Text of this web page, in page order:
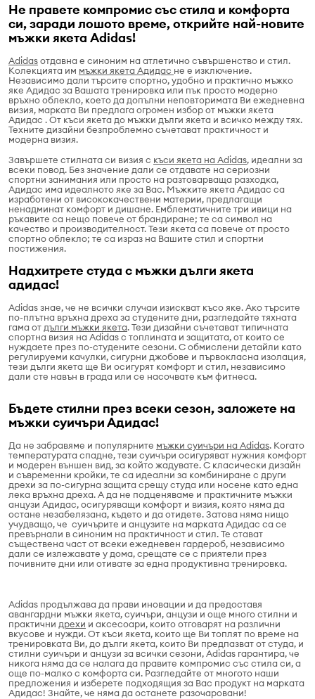
Не правете компромис със стила и комфорта
си, заради лошото време, открийте най-новите
мъжки якета Adidas!
Adidasотдавна е синоним на атлетично съвършенство и стил.
Колекцията им мъжки якета Адидас не е изключение.
Независимо дали търсите спортно, удобно и практично мъжко
яке Адидас за Вашата тренировка или пък просто модерно
връхно облекло, което да допълни неповторимата Ви ежедневна
визия, марката Ви предлага огромен избор от мъжки якета
Адидас . От къси якета до мъжки дълги якета и всичко между тях.
Техните дизайни безпроблемно съчетават практичност и
модерна визия.
Завършете стилната си визия с къси якета на Adidas, идеални за
всеки повод. Без значение дали се отдавате на сериозни
спортни занимания или просто на разтоварваща разходка,
Адидас има идеалното яке за Вас. Мъжките якета Адидас са
изработени от висококачествени материи, предлагащи
ненадминат комфорт и дишане. Емблематичните три ивици на
ръкавите са нещо повече от брандиране; те са символ на
качество и производителност. Тези якета са повече от просто
спортно облекло; те са израз на Вашите стил и спортни
постижения.
Надхитрете студа с мъжки дълги якета
адидас!
Adidas знае, че не всички случаи изискват късо яке. Ако търсите
по-плътна връхна дреха за студените дни, разгледайте тяхната
гама от дълги мъжки якета. Тези дизайни съчетават типичната
спортна визия на Adidas с топлината и защитата, от които се
нуждаете през по-студените сезони. С обмислени детайли като
регулируеми качулки, сигурни джобове и първокласна изолация,
тези дълги якета ще Ви осигурят комфорт и стил, независимо
дали сте навън в града или се насочвате към фитнеса.
Бъдете стилни през всеки сезон, заложете на
мъжки суичъри Адидас!
Да не забравяме и популярните мъжки суичъри на Adidas. Когато
температурата спадне, тези суичъри осигуряват нужния комфорт
и модерен външен вид, за който жадувате. С класически дизайн
и съвременни кройки, те са идеални за комбиниране с други
дрехи за по-сигурна защита срещу студа или носене като една
лека връхна дреха. А да не подценяваме и практичните мъжки
анцузи Адидас, осигуряващи комфорт и визия, която няма да
остане незабелязана, където и да отидете. Затова няма нищо
учудващо, че суичърите и анцузите на марката Адидас са се
превърнали в синоним на практичност и стил. Те стават
съществена част от всеки ежедневен гардероб, независимо
дали се излежавате у дома, срещате се с приятели през
почивните дни или отивате за една продуктивна тренировка.
Adidas продължава да прави иновации и да предоставя
авангардни мъжки якета, суичъри, анцузи и още много стилни и
практични дрехи и аксесоари, които отговарят на различни
вкусове и нужди. От къси якета, които ще Ви топлят по време на
тренировката Ви, до дълги якета, които Ви предпазват от студа, и
стилни суичъри и анцузи за всички сезони, Adidas гарантира, че
никога няма да се налага да правите компромис със стила си, а
още по-малко с комфорта си. Разгледайте от многото наши
предложения и изберете подходящия за Вас продукт на марката
Адидас! Знайте, че няма да останете разочаровани!